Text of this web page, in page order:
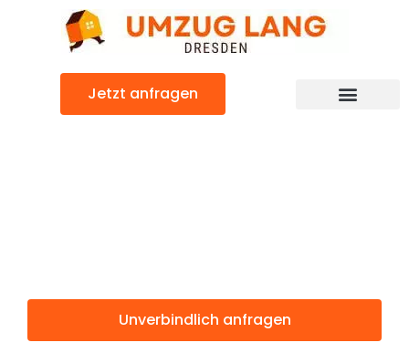
Jetzt anfragen
Unverbindlich anfragen